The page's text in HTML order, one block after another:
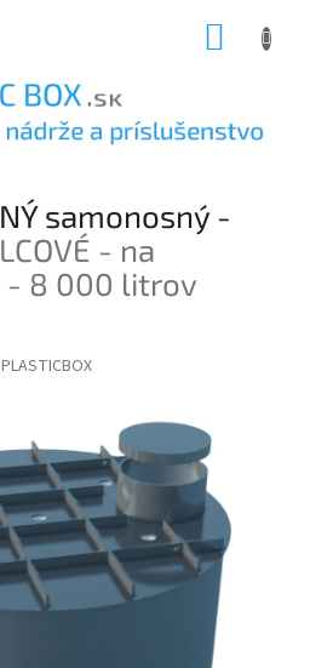
samonosný -
- na
- 8 000 litrov
PLASTICBOX